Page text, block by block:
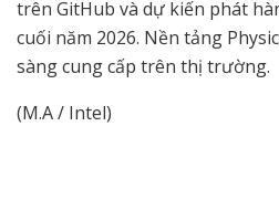
trên GitHub và dự kiến phát
cuối năm 2026. Nền tảng
sàng cung cấp trên thị trường.
(M.A / Intel)